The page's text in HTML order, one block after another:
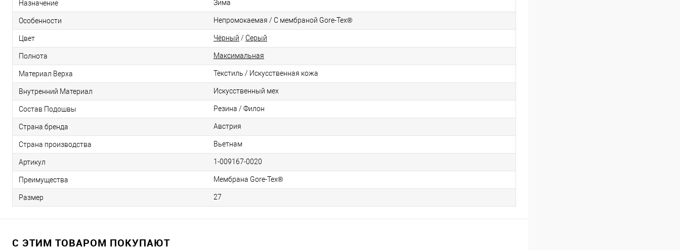
Назначение Зима
Особенности Непромокаемая / С мембраной Gore-Tex®
Цвет Чёрный / Серый
Полнота Максимальная
Материал Верха Текстиль / Искусственная кожа
Внутренний Материал Искусственный мех
Состав Подошвы Резина / Филон
Страна бренда Австрия
Страна производства Вьетнам
Артикул 1-009167-0020
Преимущества Мембрана Gore-Tex®
Размер 27
С ЭТИМ ТОВАРОМ ПОКУПАЮТ